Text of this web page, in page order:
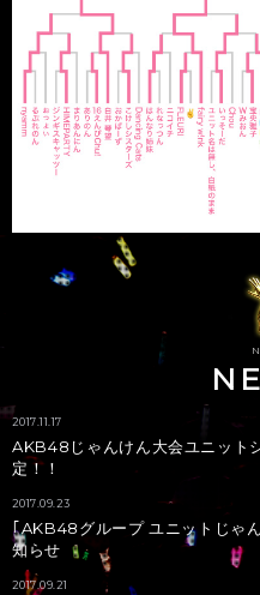
矢倉 楓子
NMB48 Team BII
2017.11.17
AKB48じゃんけん大会ユニッ
定！！
2017.09.23
｢AKB48グループ ユニットじゃ
知らせ
2017.09.21